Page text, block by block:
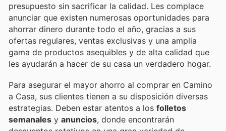
presupuesto sin sacrificar la calidad. Les complace
anunciar que existen numerosas oportunidades para
ahorrar dinero durante todo el año, gracias a sus
ofertas regulares, ventas exclusivas y una amplia
gama de productos asequibles y de alta calidad que
les ayudarán a hacer de su casa un verdadero hogar.
Para asegurar el mayor ahorro al comprar en Camino
a Casa, sus clientes tienen a su disposición diversas
estrategias. Deben estar atentos a los folletos
semanales y anuncios, donde encontrarán